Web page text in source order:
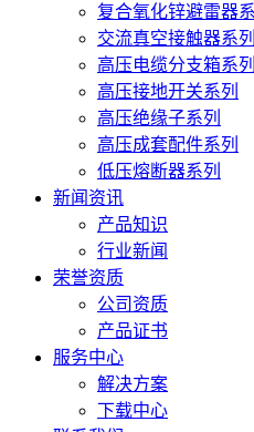
复合氧化锌避雷器
交流真空接触器系列
高压电缆分支箱系列
高压接地开关系列
高压绝缘子系列
高压成套配件系列
低压熔断器系列
新闻资讯
产品知识
行业新闻
荣誉资质
公司资质
产品证书
服务中心
解决方案
下载中心